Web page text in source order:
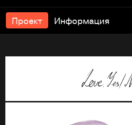
Проект Информация